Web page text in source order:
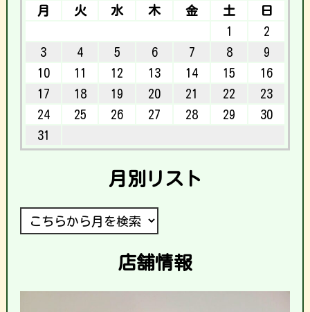
月 火 水 木 金 土
日
1
2
3
4 5 6 7 8
9
10
11 12 13 14 15
16
17
18 19 20 21 22
23
24
25 26 27 28 29
30
31
月別リスト
店舗情報